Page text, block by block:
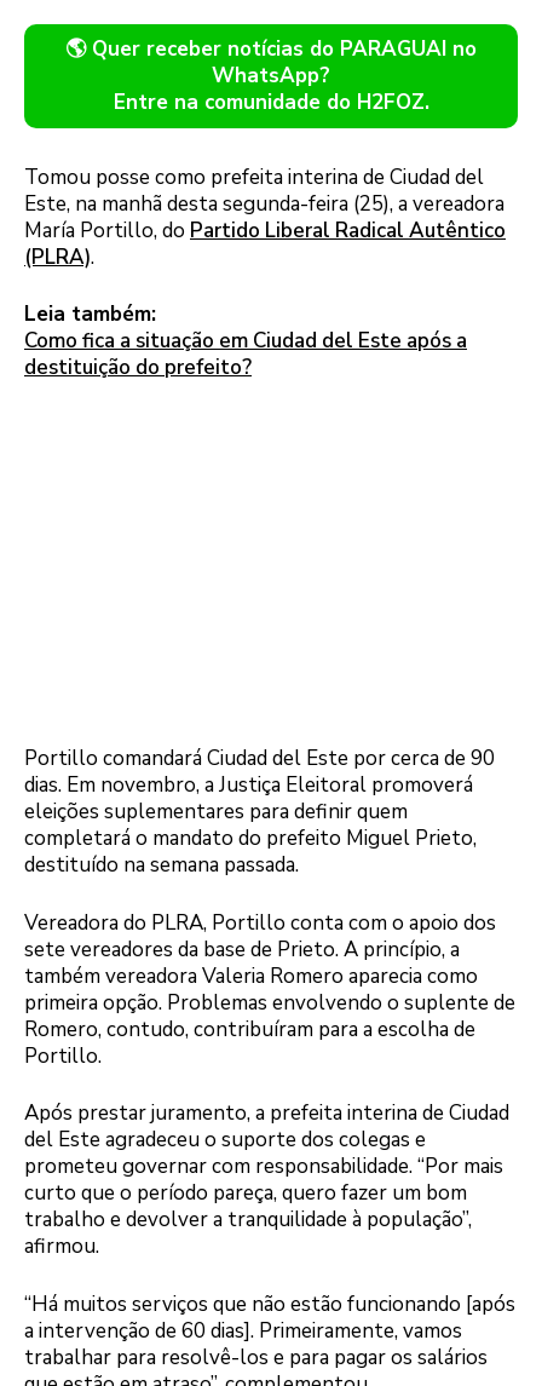
🌎 Quer receber notícias do PARAGUAI no
WhatsApp?
Entre na comunidade do H2FOZ.
Tomou posse como prefeita interina de Ciudad del
Este, na manhã desta segunda-feira (25), a vereadora
María Portillo, do Partido Liberal Radical Autêntico
(PLRA).
Leia também:
Como fica a situação em Ciudad del Este após a
destituição do prefeito?
Portillo comandará Ciudad del Este por cerca de 90
dias. Em novembro, a Justiça Eleitoral promoverá
eleições suplementares para definir quem
completará o mandato do prefeito Miguel Prieto,
destituído na semana passada.
Vereadora do PLRA, Portillo conta com o apoio dos
sete vereadores da base de Prieto. A princípio, a
também vereadora Valeria Romero aparecia como
primeira opção. Problemas envolvendo o suplente de
Romero, contudo, contribuíram para a escolha de
Portillo.
Após prestar juramento, a prefeita interina de Ciudad
del Este agradeceu o suporte dos colegas e
prometeu governar com responsabilidade. “Por mais
curto que o período pareça, quero fazer um bom
trabalho e devolver a tranquilidade à população”,
afirmou.
“Há muitos serviços que não estão funcionando [após
a intervenção de 60 dias]. Primeiramente, vamos
trabalhar para resolvê-los e para pagar os salários